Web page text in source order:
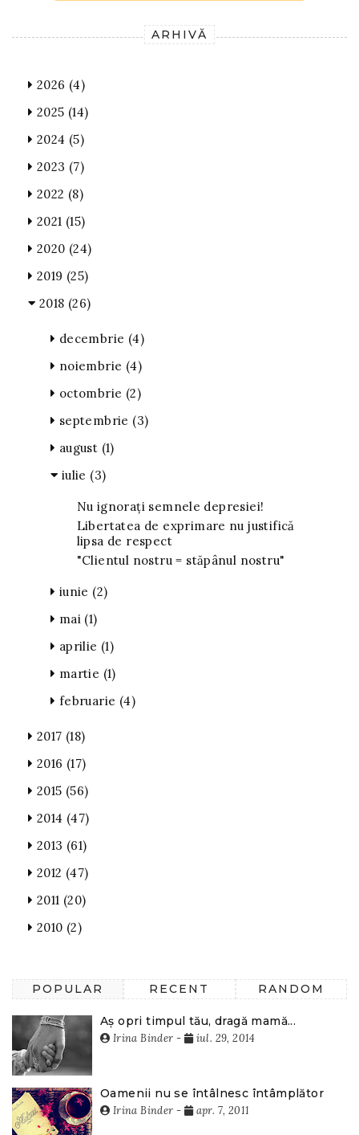
ARHIVĂ
2026 (4)
2025 (14)
2024 (5)
2023 (7)
2022 (8)
2021 (15)
2020 (24)
2019 (25)
2018 (26)
decembrie (4)
noiembrie (4)
octombrie (2)
septembrie (3)
august (1)
iulie (3)
Nu ignorați semnele depresiei!
Libertatea de exprimare nu justifică
lipsa de respect
"Clientul nostru = stăpânul nostru"
iunie (2)
mai (1)
aprilie (1)
martie (1)
februarie (4)
2017 (18)
2016 (17)
2015 (56)
2014 (47)
2013 (61)
2012 (47)
2011 (20)
2010 (2)
POPULAR RECENT RANDOM
Aș opri timpul tău, dragă mamă...
Irina Binder - iul. 29, 2014
Oamenii nu se întâlnesc întâmplător
Irina Binder - apr. 7, 2011